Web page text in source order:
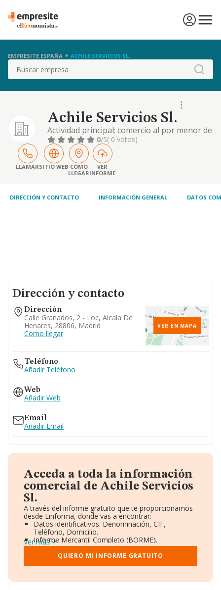
EMPRESITE ESPAÑA ACHILE SERVICIOS SL.
Buscar
Achile Servicios Sl.
Actividad principal: comercio al por menor de
productos alimenticios, bebidas y tabaco en
puestos de venta y mercadillos. cnae 4781. si
alguna de las actividades elegidas fuera de
carácter profesional, la sociedad la ejercerá
como mera intermediadora entre el
0/5( 0 votos)
LLAMARSITIO WEB CÓMO
LLEGAR
VER
INFORME
DIRECCIÓN Y CONTACTO INFORMACIÓN GENERAL DATOS
Dirección y contacto
Dirección
Calle Granados, 2 - Loc, Alcala De
Henares, 28806, Madrid
Como llegar
VER EN MAPA
Teléfono
Añadir Teléfono
Web
Añadir Web
Email
Añadir Email
Acceda a toda la información
comercial de Achile Servicios
Sl.
A través del informe gratuito que te proporcionamos
desde Einforma, donde vas a encontrar:
Datos identificativos: Denominación, CIF,
Teléfono, Domicilio.
Informe Mercantil Completo (BORME).
Gráficos de Evolución Ventas y Empleados.
Consejo de Administración y Administradores.
Directivos y Ejecutivos.
Ver más
QUIERO MI INFORME GRATUITO